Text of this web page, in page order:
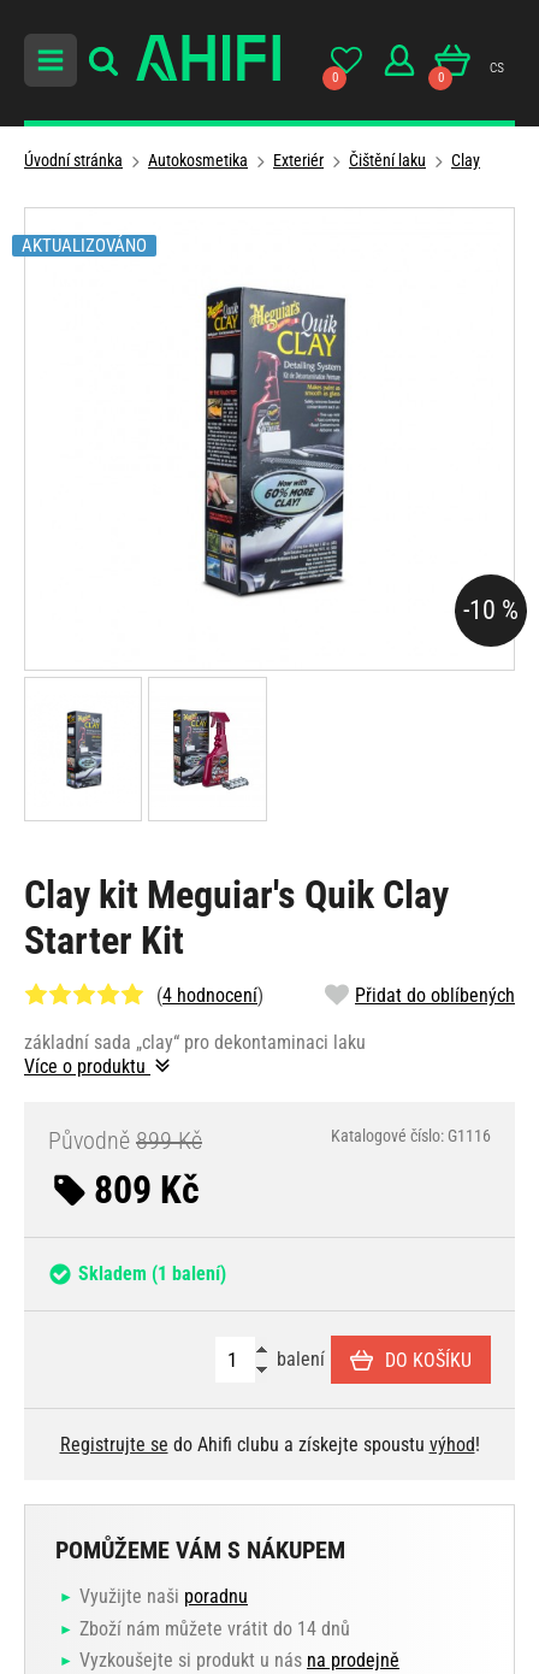
0 0
cs
Úvodní stránka Autokosmetika Exteriér Čištění laku Clay
Clay kit Meguiar's Quik Clay
Starter Kit
(4 hodnocení) Přidat do oblíbených
základní sada „clay“ pro dekontaminaci laku
Více o produktu
Původně 899 Kč
809 Kč
Katalogové číslo: G1116
Skladem (1 balení)
balení DO KOŠÍKU
Registrujte se do Ahifi clubu a získejte spoustu výhod!
POMŮŽEME VÁM S NÁKUPEM
Využijte naši poradnu
Zboží nám můžete vrátit do 14 dnů
Vyzkoušejte si produkt u nás na prodejně
-10 %
AKTUALIZOVÁNO